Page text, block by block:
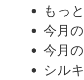
もっ
今月
今月
シル